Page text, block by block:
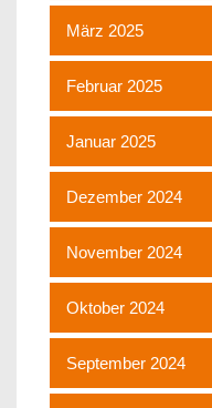
März 2025
Februar 2025
Januar 2025
Dezember 2024
November 2024
Oktober 2024
September 2024